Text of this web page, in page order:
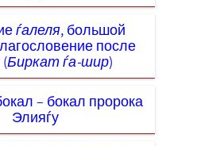
ѓалеля, большой
после
(Биркат ѓа-шир)
– бокал пророка
Элияѓу